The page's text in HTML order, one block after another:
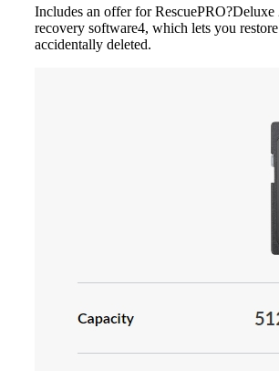
Includes an offer for RescuePRO?Deluxe
recovery software4, which lets you
accidentally deleted.